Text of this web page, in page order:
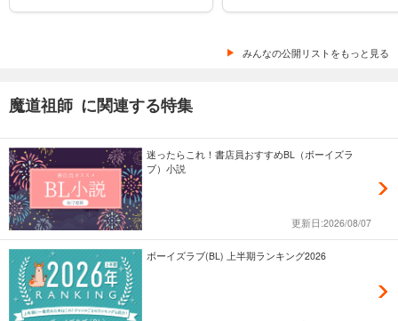
みんなの公開リストをもっと見る
魔道祖師 に関連する特集
迷ったらこれ！書店員おすすめBL（ボーイズラ
ブ）小説
更新日:2026/08/07
ボーイズラブ(BL) 上半期ランキング2026